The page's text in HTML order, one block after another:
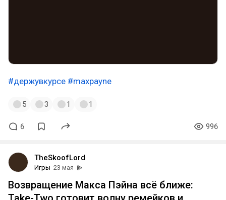
#держувкурсе #maxpayne
5 3 1 1
6 996
TheSkoofLord
Игры 23 мая
Возвращение Макса Пэйна всё ближе: